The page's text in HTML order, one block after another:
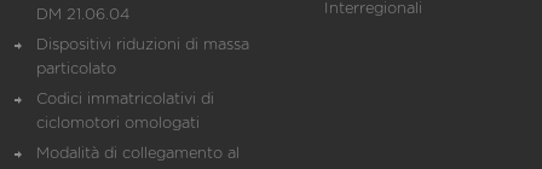
DM 21.06.04
Dispositivi riduzioni di massa
particolato
Codici immatricolativi di
ciclomotori omologati
Modalità di collegamento al
Interregionali